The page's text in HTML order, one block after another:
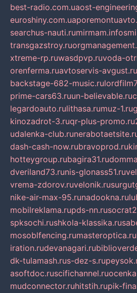
best-radio.com.uaost-
euroshiny.com.ua
searchus-nauti.rumirmam.info
transgazstroy.ru
xtreme-rp.ruwasdpvp.ruvoda-
orenferma.ruavtoservis-avgust.ru
backstage-682-music.ru
prime-cars63.ruun-believable.ru
legardoauto.rulithasa.rumuz-1.ru
kinozadrot-3.ruqr-plus-promo.ru
udalenka-club.ru
dash-cash-now.rubravoprod.ru
hotteygroup.rubagira31.ru
dveriland73.runis-glonass51.ru
vrema-zdorov.ruvelonik.ru
nike-air-max-95.runadookna.ru
mobilreklama.rupds-nn.ru
spksochi.rushkola-klassika.ru
mosoblfencing.rumasteroptica.ru
iration.rudevanagari.ru
dk-tulamash.rus-dez-s.ru
asoftdoc.ruscifichannel.ru
mudconnector.ruhitstih.rupik-